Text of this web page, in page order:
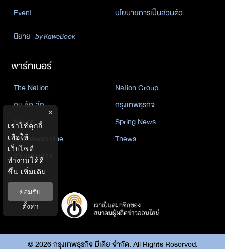
Event
นโยบายการเป็นส่วนตัว
นิยาย by KaweBook
พาร์ทเนอร์
The Nation
Nation Group
คม ชัด ลึก
กรุงเทพธุรกิจ
Nation
Spring News
Thainewsonline
Tnews
ฐานเศรษฐกิจ
©2026กรุงเทพธุรกิจ มีเดีย จำกัด. All Rights Reserved.
×
เราใช้คุกกี้
เพื่อให้
เว็บไซต์
ทำงานได้ดี
ขึ้น เพิ่มเติม
ยอมรับ
ตั้งค่า